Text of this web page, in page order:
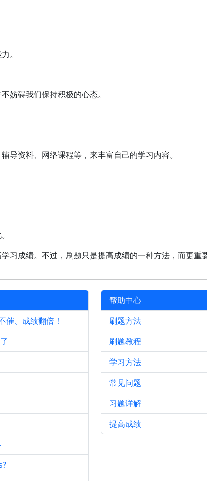
。
妨碍我们保持积极的心态。
导资料、网络课程等，来丰富自己的学习内容。
习成绩。不过，刷题只是提高成绩的一种方法，而更重
催、成绩翻倍！
帮助中心
刷题方法
刷题教程
学习方法
常见问题
习题详解
提高成绩